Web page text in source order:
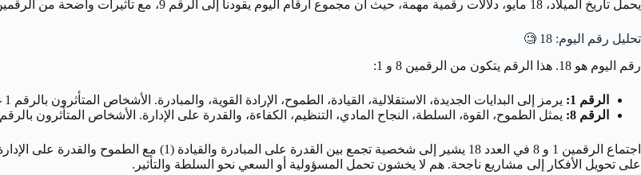
يحمل تاريخ الميلاد، 18 مايو، دلالات رقمية مهمة، حيث أن مجموع أرقام اليوم يقودنا إلى الرقم 9، مع تأثيرات واضحة من الرقمين 1 و 8.
تحليل رقم اليوم: 18
🧐
رقم اليوم هو 18. هذا الرقم يتكون من الرقمين 8 و 1:
الرقم 1:
يرمز إلى البدايات الجديدة، الاستقلالية، القيادة، الطموح، الإرادة القوية، والمبادرة. الأشخاص المتأثرون بالرقم 1 غالباً ما يكونون رواداً، مبتكرين، ولديهم ثقة بالنفس.
الرقم 8:
يمثل الطموح، القوة، السلطة، النجاح المادي، التنظيم، الكفاءة، والقدرة على الإدارة. الأشخاص المتأثرون بالرقم 8 لديهم دافع قوي للإنجاز وتحقيق مكانة مرموقة.
على تحويل الأفكار إلى مشاريع ناجحة. هم لا يخشون تحمل المسؤولية أو السعي نحو السلطة والتأثير.